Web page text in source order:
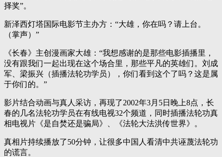
择奖”。
新泽西灯塔国际电影节主办方：“大雄，你在吗？请上台。
（掌声）”
《长春》主创漫画家大雄：“我想感谢的是那些电影插播里，
没有跟我们一起出现在这个场合里，那些平凡的英雄们。刘成
军、梁振兴（插播法轮功学员），你们看到这个了吗？这是属
于你们的。”
影片结合动画与真人采访，再现了2002年3月5日晚上8点，长
春的几名法轮功学员在有线电视32个频道，同时插播法轮功真
相电视片《是自焚还是骗局》、《法轮大法洪传世界》。
真相片持续播放了50分钟，让很多中国人看清中共诬蔑法轮功
的谎言。